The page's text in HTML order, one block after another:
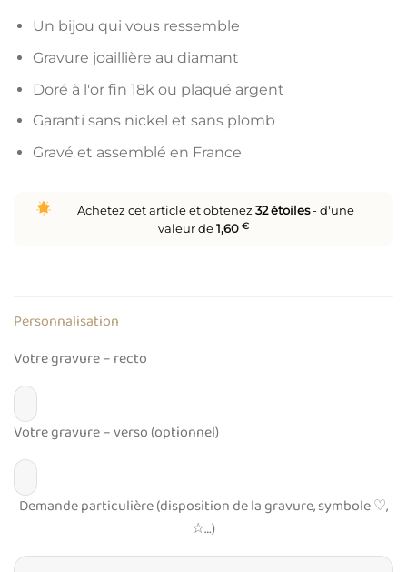
Un bijou qui vous ressemble
Gravure joaillière au diamant
Doré à l'or fin 18k ou plaqué argent
Garanti sans nickel et sans plomb
Gravé et assemblé en France
Achetez cet article et obtenez 32étoiles- d'une
valeur de1,60 €
Personnalisation
Votre gravure – recto
Votre gravure – verso (optionnel)
Demande particulière (disposition de la gravure, symbole ♡,
☆…)